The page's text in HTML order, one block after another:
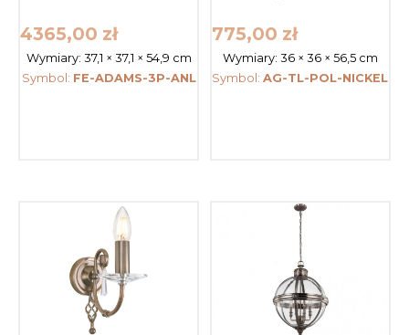
4365,00 zł
Wymiary: 37,1 × 37,1 × 54,9 cm
Symbol: FE-ADAMS-3P-ANL
775,00 zł
Wymiary: 36 × 36 × 56,5 cm
Symbol:AG-TL-POL-NICKEL